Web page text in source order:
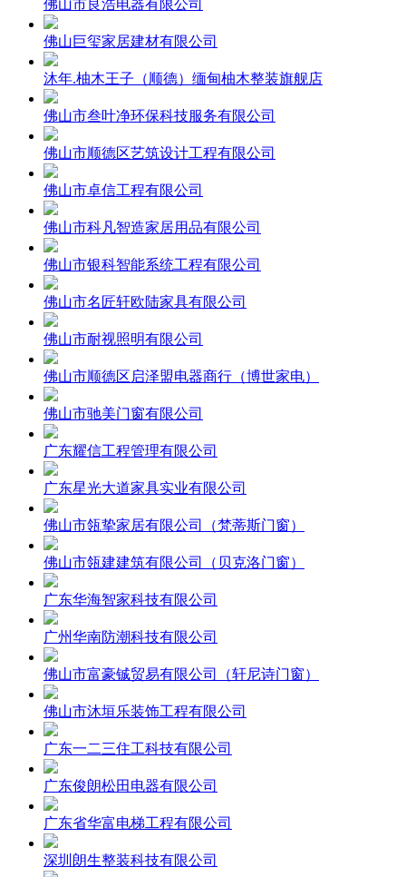
佛山市良浩电器有限公司
佛山巨玺家居建材有限公司
沐年.柚木王子（顺德）缅甸柚木整装旗舰店
佛山市叁叶净环保科技服务有限公司
佛山市顺德区艺筑设计工程有限公司
佛山市卓信工程有限公司
佛山市科凡智造家居用品有限公司
佛山市银科智能系统工程有限公司
佛山市名匠轩欧陆家具有限公司
佛山市耐视照明有限公司
佛山市顺德区启泽盟电器商行（博世家电）
佛山市驰美门窗有限公司
广东耀信工程管理有限公司
广东星光大道家具实业有限公司
佛山市瓴挚家居有限公司（梵蒂斯门窗）
佛山市瓴建建筑有限公司（贝克洛门窗）
广东华海智家科技有限公司
广州华南防潮科技有限公司
佛山市富豪铖贸易有限公司（轩尼诗门窗）
佛山市沐垣乐装饰工程有限公司
广东一二三住工科技有限公司
广东俊朗松田电器有限公司
广东省华富电梯工程有限公司
深圳朗生整装科技有限公司